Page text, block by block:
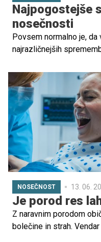
Najpogostejše
nosečnosti
Povsem normalno je,
najrazličnejših
se naučimo skrbeti
uravnoteženo prehrano,
primerno nego kože.
NOSEČNOST 13. 06.
Je porod res
Z naravnim porodom
bolečine in strah.